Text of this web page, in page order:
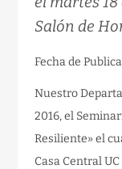
Salón de
Fecha de
Nuestro
2016, el
Resiliente» el
Casa Central